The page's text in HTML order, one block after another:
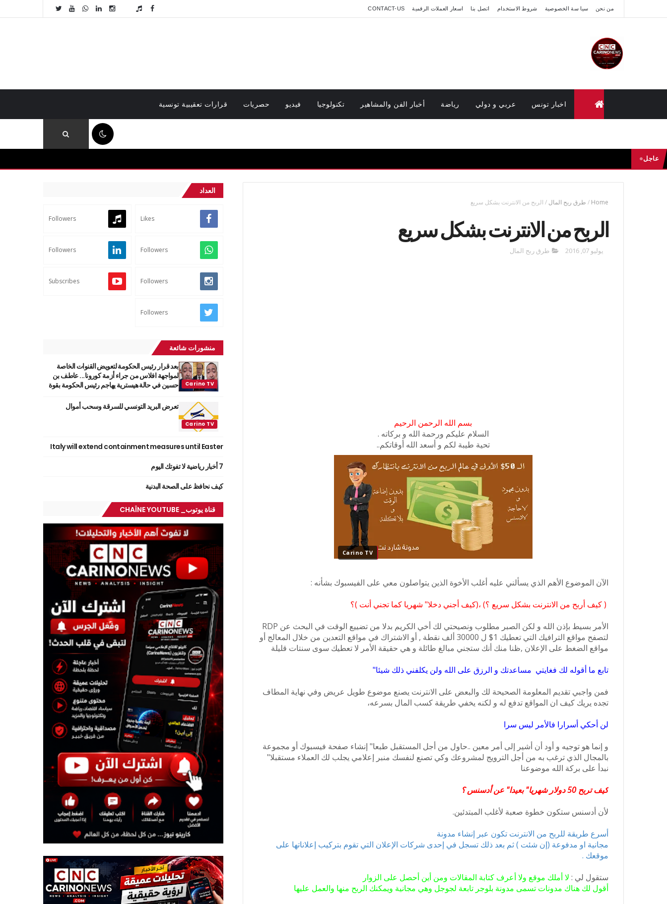
من نحن سيا سة الخصوصية شروط الاستخدام اتصل بنا اسعار العملات الرقمية CONTACT-US
اخبار تونس عربي و دولي رياضة أخبار الفن والمشاهير تكنولوجيا فيديو حصريات قرارات تعقيبية تونسية
عاجل
Home
/ طرق ربح المال / الربح من الانترنت بشكل سريع
الربح من الانترنت بشكل سريع
يوليو 07, 2016 طرق ربح المال
بسم الله الرحمن الرحيم
السلام عليكم ورحمة الله و بركاته .
تحية طيبة لكم و أسعد الله أوقاتكم..
Carino TV
الآن الموضوع الأهم الذي يسألني عليه أغلب الأخوة الذين يتواصلون معي على الفيسبوك بشأنه :
( كيف أربح من الانترنت بشكل سريع ؟) ،(كيف أجني دخلا" شهريا كما تجني أنت )؟
الأمر بسيط بإذن الله و لكن الصبر مطلوب ونصيحتي لك أخي الكريم بدلا من تضييع الوقت في البحث عن RDP
لتصفح مواقع الترافيك التي تعطيك 1$ ل 30000 ألف نقطة , أو الاشتراك في مواقع التعدين من خلال المعالج أو
مواقع الضغط على الإعلان ,ظنا منك أنك ستجني مبالغ طائلة و هي حقيقة الأمر لا تعطيك سوى سنتات قليلة
تابع ما أقوله لك فغايتي مساعدتك و الرزق على الله ولن يكلفني ذلك شيئا"
فمن واجبي تقديم المعلومة الصحيحة لك والبعض على الانترنت يصنع موضوع طويل عريض وفي نهاية المطاف
تجده يريك كيف ان المواقع تدفع له و لكنه يخفي طريقة كسب المال بسرعه،
لن أحكي أسرارا فالأمر ليس سرا
و إنما هو توجيه و أود أن أشير إلى أمر معين ..حاول من أجل المستقبل طبعا" إنشاء صفحة فيسبوك أو مجموعة
بالمجال الذي ترغب به من أجل الترويج لمشروعك وكي تصنع لنفسك منبر إعلامي يجلب لك العملاء مستقبلا"
نبدأ على بركة الله موضوعنا
كيف تربح 50 دولار شهريا" بعيدا" عن أدسنس ؟
لأن أدسنس ستكون خطوة صعبة لأغلب المبتدئين.
أسرع طريقة للربح من الانترنت تكون عبر إنشاء مدونة
مجانية او مدفوعة (إن شئت ) ثم بعد ذلك تسجل في إحدى شركات الإعلان التي تقوم بتركيب إعلاناتها على
موقعك .
ستقول لي : لا أملك موقع ولا أعرف كتابة المقالات ومن أين أحصل على الزوار
أقول لك هناك مدونات تسمى مدونة بلوجر تابعة لجوجل وهي مجانية ويمكنك الربح منها والعمل عليها
العداد
Likes
Followers
Followers
Followers
Followers
Subscribes
Followers
منشورات شائعة
بعد قرار رئيس الحكومة لتعويض القنوات الخاصة
لمواجهة افلاس من جراء أزمة كورونا... عاطف بن
حسين في حالة هيسترية يهاجم رئيس الحكومة بقوة
تعرض البريد التونسي للسرقة وسحب أموال
Italy will extend containment measures until Easter
7 أخبار رياضية لا تفوتك اليوم
كيف نحافظ على الصحة البدنية
قناة يوتوب_ CHAÎNE YOUTUBE